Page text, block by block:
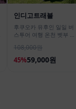
인디고트래블
후쿠오카 유후인 일일 버
스투어 여행 온천 벳부 유
108,000원
45%59,000원